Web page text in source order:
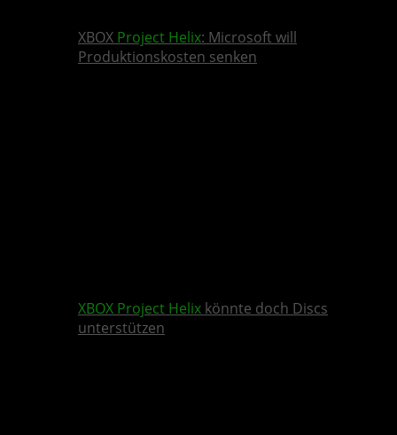
XBOX Project Helix: Microsoft will
Produktionskosten senken
XBOX Project Helix könnte doch Discs
unterstützen